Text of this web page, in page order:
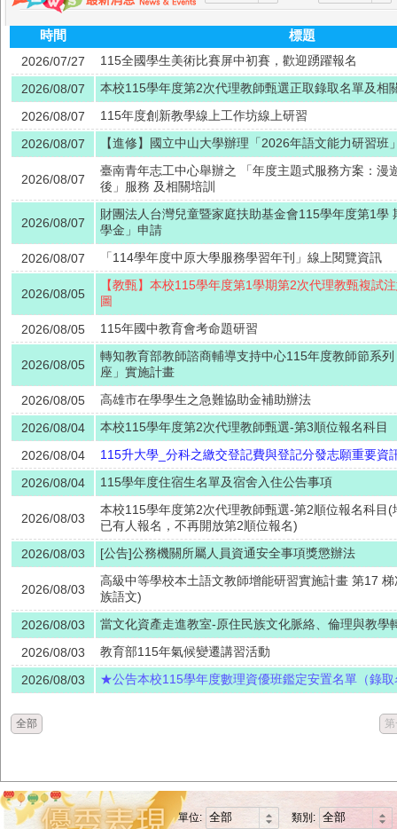
時間 標題
2026/07/27
115全國學生美術比賽屏中初賽，歡迎踴躍報名
2026/08/07
本校115學年度第2次代理教師甄選正取錄取名單及相
2026/08/07
115年度創新教學線上工作坊線上研習
2026/08/07
【進修】國立中山大學辦理「2026年語文能力研習班
2026/08/07
臺南青年志工中心舉辦之 「年度主題式服務方案：漫
後」服務 及相關培訓
2026/08/07
財團法人台灣兒童暨家庭扶助基金會115學年度第1學
學金」申請
2026/08/07
「114學年度中原大學服務學習年刊」線上閱覽資訊
2026/08/05
【教甄】本校115學年度第1學期第2次代理教甄複試
圖
2026/08/05
115年國中教育會考命題研習
2026/08/05
轉知教育部教師諮商輔導支持中心115年度教師節系
座」實施計畫
2026/08/05
高雄市在學學生之急難協助金補助辦法
2026/08/04
本校115學年度第2次代理教師甄選-第3順位報名科目
2026/08/04
115升大學_分科之繳交登記費與登記分發志願重要資
2026/08/04
115學年度住宿生名單及宿舍入住公告事項
2026/08/03
本校115學年度第2次代理教師甄選-第2順位報名科目(
已有人報名，不再開放第2順位報名)
2026/08/03
[公告]公務機關所屬人員資通安全事項獎懲辦法
2026/08/03
高級中等學校本土語文教師增能研習實施計畫 第17
族語文)
2026/08/03
當文化資產走進教室-原住民族文化脈絡、倫理與教學
2026/08/03
教育部115年氣候變遷講習活動
2026/08/03
★公告本校115學年度數理資優班鑑定安置名單（錄取
全部
單位: 類別: